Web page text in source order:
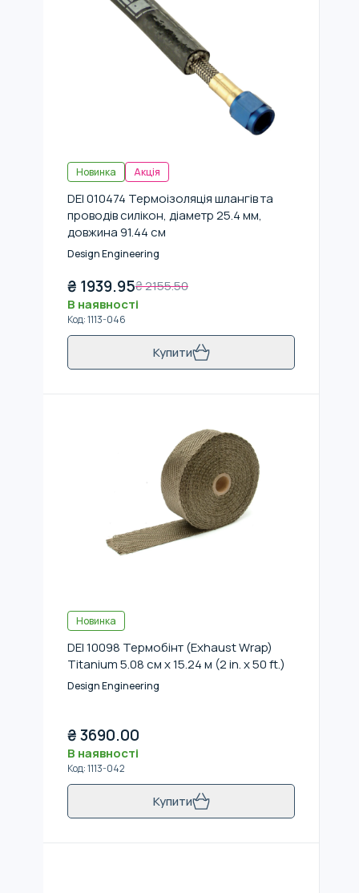
Новинка Акція
DEI 010474 Термоізоляція шлангів та
проводів силікон, діаметр 25.4 мм,
довжина 91.44 см
Design Engineering
₴ 1939.95₴2155.50
В наявності
Код:1113-046
Купити
Новинка
DEI 10098 Термобінт (Exhaust Wrap)
Titanium 5.08 см x 15.24 м (2 in. x 50 ft.)
Design Engineering
₴3690.00
В наявності
Код:1113-042
Купити